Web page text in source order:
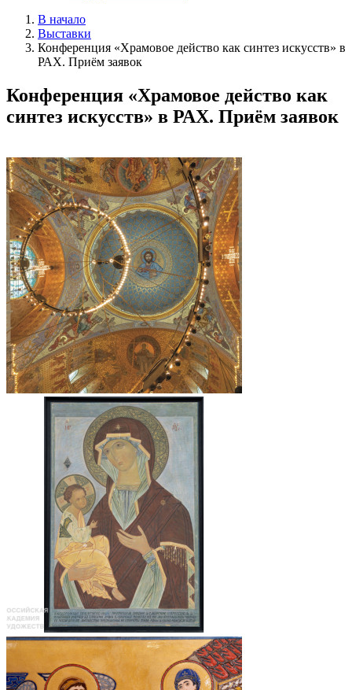
В начало
Выставки
Конференция «Храмовое действо как синтез искусств» в
РАХ. Приём заявок
Конференция «Храмовое действо как
синтез искусств» в РАХ. Приём заявок